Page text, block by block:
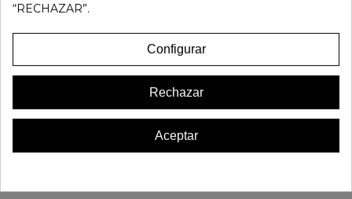
16 OTROS PRODUCTOS EN LA MISMA CATEGORÍA:
“RECHAZAR”.
Configurar
Rechazar
Aceptar